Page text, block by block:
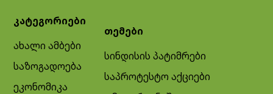
კატეგორიები
ახალი ამბები
საზოგადოება
ეკონომიკა
თემები
სინდისის პატიმრები
საპროტესტო აქციები